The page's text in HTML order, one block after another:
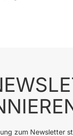
zum Newsletter